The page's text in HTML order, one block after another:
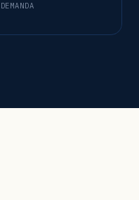
DEMANDA